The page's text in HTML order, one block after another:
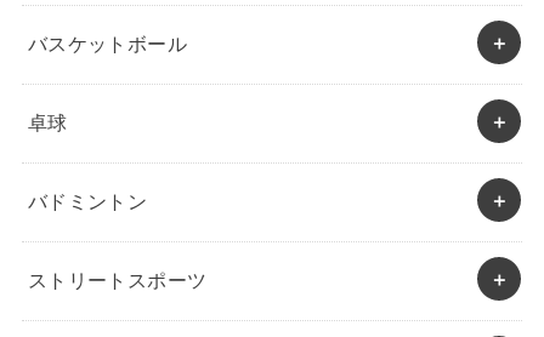
バスケットボール
卓球
バドミントン
ストリートスポーツ